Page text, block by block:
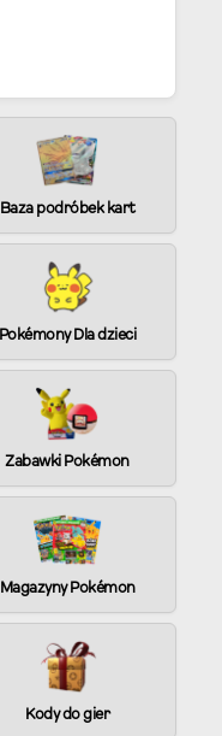
Baza podróbek kart
Pokémony Dla dzieci
Zabawki Pokémon
Magazyny Pokémon
Kody do gier